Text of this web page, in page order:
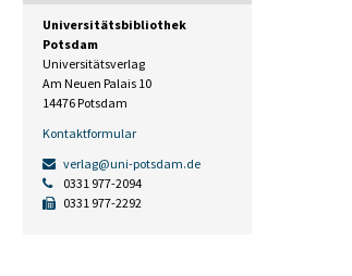
Universitätsbibliothek
Potsdam
Universitätsverlag
Am Neuen Palais 10
14476 Potsdam
Kontaktformular
verlag@uni-potsdam.de
0331 977-2094
0331 977-2292